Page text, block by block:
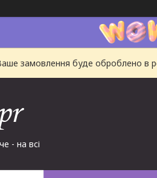
замовлення буде оброблено в
- на всі